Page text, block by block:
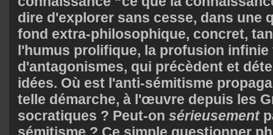
dire d'explorer sans cesse, dans une
fond extra-philosophique, concret,
l'humus prolifique, la profusion infinie
d'antagonismes, qui précèdent et
idées. Où est l'anti-sémitisme
telle démarche, à l'œuvre depuis les
socratiques ? Peut-on sérieusement